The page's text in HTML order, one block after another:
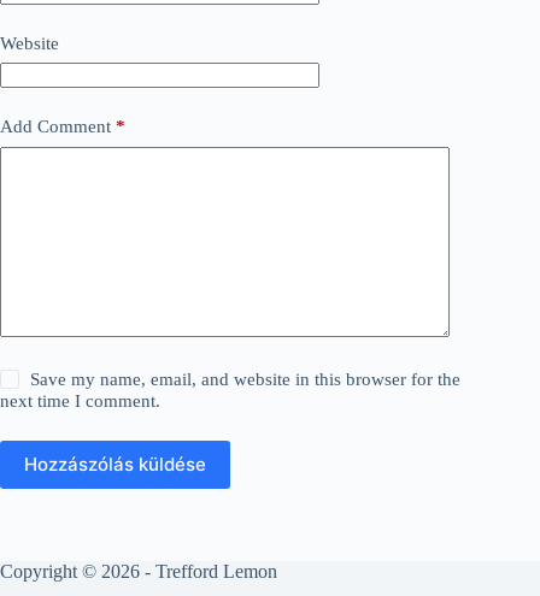
Website
Add Comment *
Save my name, email, and website in this browser for the
next time I comment.
Hozzászólás küldése
Copyright © 2026 - Trefford Lemon